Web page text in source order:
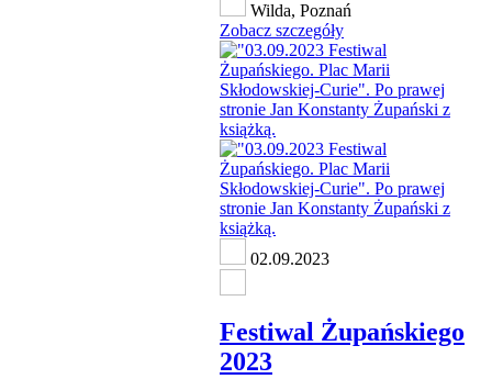
Wilda, Poznań
Zobacz szczegóły
02.09.2023
Festiwal Żupańskiego
2023